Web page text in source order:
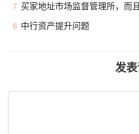
7 买家地址市场监督管理所，而
8 中行资产提升问题
发